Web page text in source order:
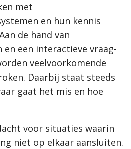
met
en hun kennis
de hand van
een interactieve vraag-
veelvoorkomende
Daarbij staat steeds
gaat het mis en hoe
voor situaties waarin
niet op elkaar aansluiten.